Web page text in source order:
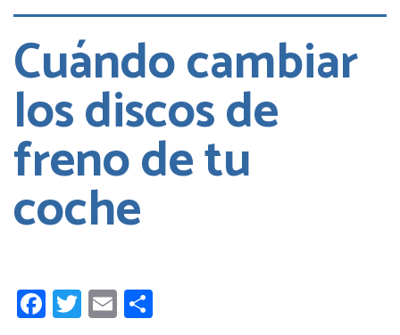
encontrar
taller
mecánico
Cuándo cambiar
los discos de
freno de tu
coche
Facebook
Twitter
Email